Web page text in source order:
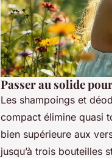
Passer au solide
Les shampoings et
compact élimine quasi
bien supérieure aux
jusqu’à trois bouteilles